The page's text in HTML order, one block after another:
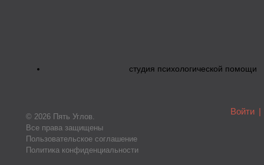
студия психологической помощи
© 2026 Пять Углов.
Все права защищены
Пользовательское соглашение
Политика конфиденциальности
Войти